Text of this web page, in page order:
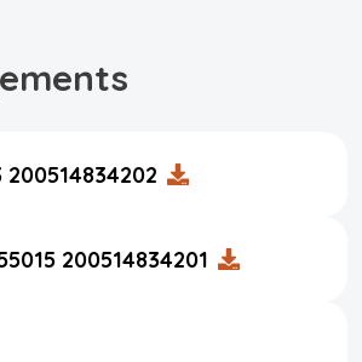
200514834202
200514834201